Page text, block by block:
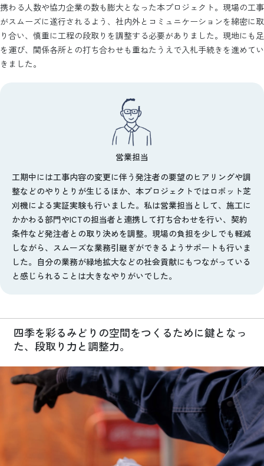
携わる人数や協力企業の数も膨大となった本プロジェクト。現場の工事
がスムーズに遂行されるよう、社内外とコミュニケーションを綿密に取
り合い、慎重に工程の段取りを調整する必要がありました。現地にも足
を運び、関係各所との打ち合わせも重ねたうえで入札手続きを進めてい
きました。
営業担当
工期中には工事内容の変更に伴う発注者の要望のヒアリングや調
整などのやりとりが生じるほか、本プロジェクトではロボット芝
刈機による実証実験も行いました。私は営業担当として、施工に
かかわる部門やICTの担当者と連携して打ち合わせを行い、契約
条件など発注者との取り決めを調整。現場の負担を少しでも軽減
しながら、スムーズな業務引継ぎができるようサポートも行いま
した。自分の業務が緑地拡大などの社会貢献にもつながっている
と感じられることは大きなやりがいでした。
四季を彩るみどりの空間をつくるために鍵となっ
た、段取り力と調整力。